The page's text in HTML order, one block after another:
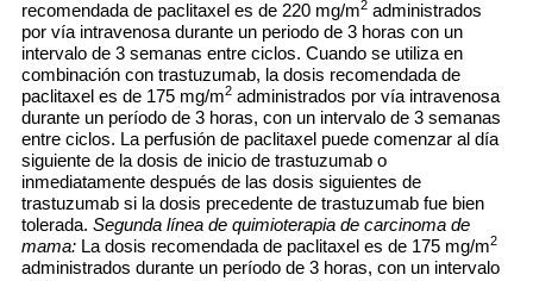
recomendada de paclitaxel es de 220 mg/m2 administrados
por vía intravenosa durante un periodo de 3 horas con un
intervalo de 3 semanas entre ciclos. Cuando se utiliza en
combinación con trastuzumab, la dosis recomendada de
paclitaxel es de 175 mg/m2 administrados por vía intravenosa
durante un período de 3 horas, con un intervalo de 3 semanas
entre ciclos. La perfusión de paclitaxel puede comenzar al día
siguiente de la dosis de inicio de trastuzumab o
inmediatamente después de las dosis siguientes de
trastuzumab si la dosis precedente de trastuzumab fue bien
tolerada. Segunda línea de quimioterapia de carcinoma de
mama: La dosis recomendada de paclitaxel es de 175 mg/m2
administrados durante un período de 3 horas, con un intervalo